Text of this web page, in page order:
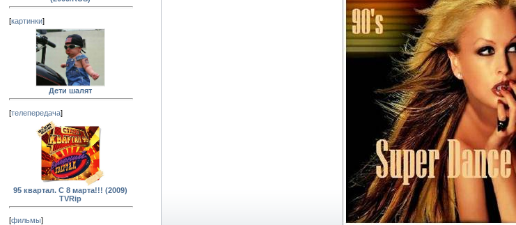
[картинки]
Дети шалят
[телепередача]
95 квартал. С 8 марта!!! (2009)
TVRip
[фильмы]